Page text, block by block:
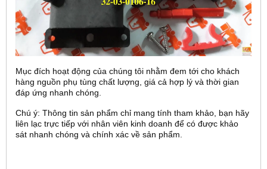
Mục đích hoạt động của chúng tôi nhằm đem tới cho khách
hàng nguồn phụ tùng chất lượng, giá cả hợp lý và thời gian
đáp ứng nhanh chóng.
Chú ý: Thông tin sản phẩm chỉ mang tính tham khảo, bạn hãy
liên lạc trực tiếp với nhân viên kinh doanh để có được khảo
sát nhanh chóng và chính xác về sản phẩm.